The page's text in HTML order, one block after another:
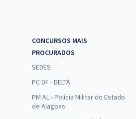
CONCURSOS MAIS
PROCURADOS
SEDES
PC DF - DELTA
PM AL - Polícia Militar do Estado
de Alagoas